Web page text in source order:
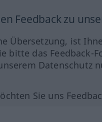
Feedback zu
Übersetzung, ist
bitte das Feedback-
Datenschutz
Sie uns